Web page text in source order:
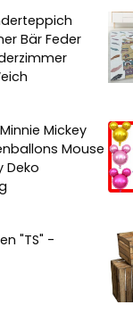
Bär Feder
Mickey
Mouse
Deko
"TS" -